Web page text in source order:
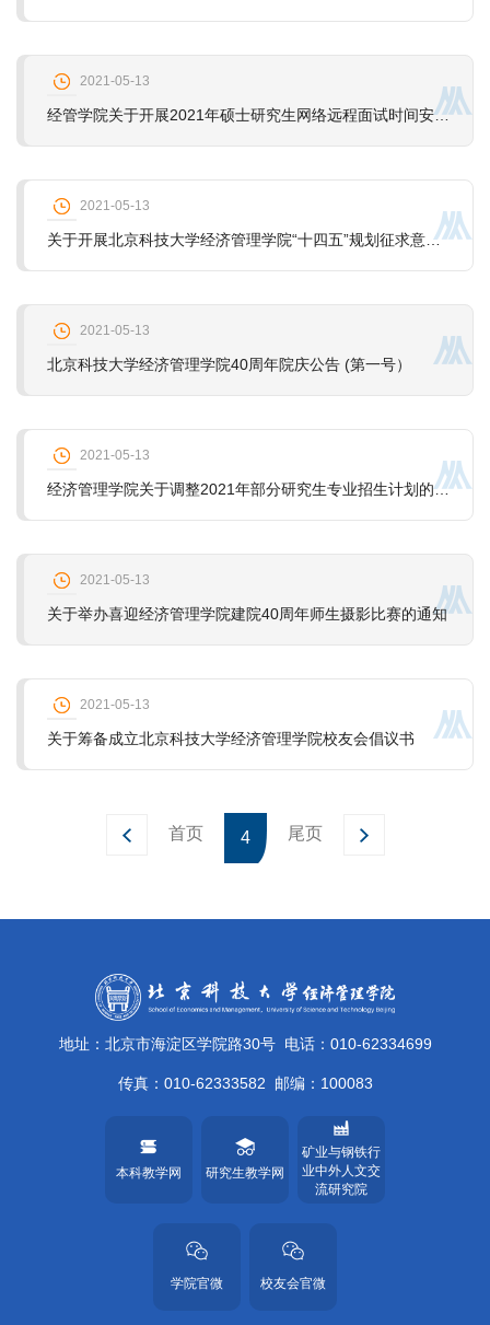
2021-05-13
经管学院关于开展2021年硕士研究生网络远程面试时间安排的通知
2021-05-13
关于开展北京科技大学经济管理学院“十四五”规划征求意见活动的通知
2021-05-13
北京科技大学经济管理学院40周年院庆公告 (第一号）
2021-05-13
经济管理学院关于调整2021年部分研究生专业招生计划的公告
2021-05-13
关于举办喜迎经济管理学院建院40周年师生摄影比赛的通知
2021-05-13
关于筹备成立北京科技大学经济管理学院校友会倡议书
首页 4 尾页
地址：北京市海淀区学院路30号 电话：010-62334699
传真：010-62333582 邮编：100083
本科教学网 研究生教学网
矿业与钢铁行
业中外人文交
流研究院
学院官微 校友会官微